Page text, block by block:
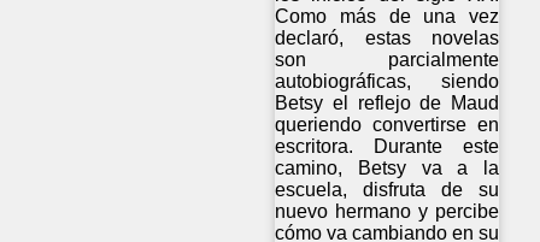
Como más de una vez
declaró, estas novelas
son parcialmente
autobiográficas, siendo
Betsy el reflejo de Maud
queriendo convertirse en
escritora. Durante este
camino, Betsy va a la
escuela, disfruta de su
nuevo hermano y percibe
cómo va cambiando en su